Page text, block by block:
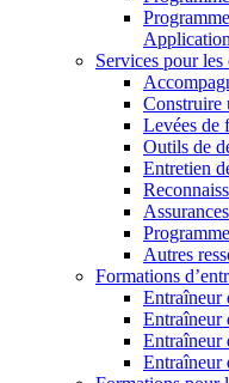
Services pour les
Construire
Levées de
Outils de
Entretien
Assurances
Autres
Formations
Entraîneur
Entraîneur
Entraîneur
Entraîneur